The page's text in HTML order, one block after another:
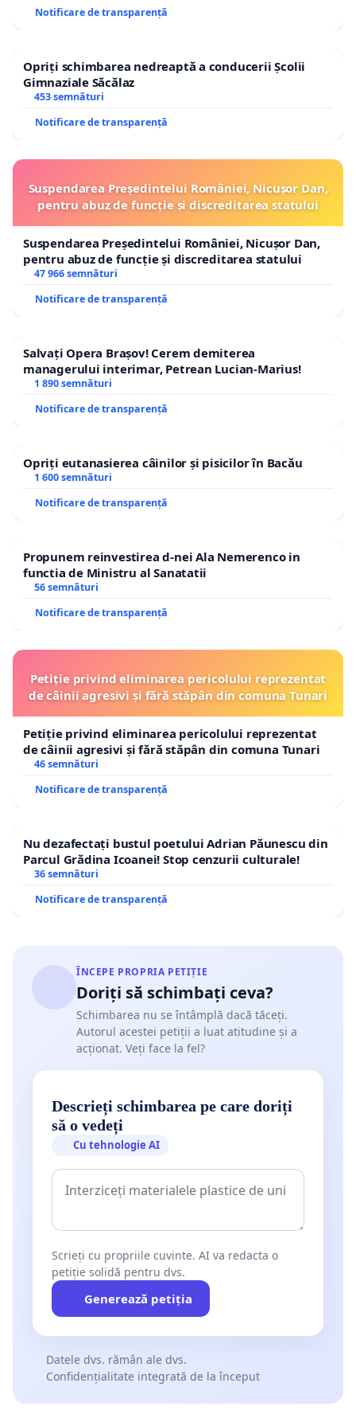
Notificare de transparență
Opriți schimbarea nedreaptă a conducerii Școlii
Gimnaziale Săcălaz
453 semnături
Notificare de transparență
Suspendarea Președintelui României, Nicușor Dan,
pentru abuz de funcție și discreditarea statului
Suspendarea Președintelui României, Nicușor Dan,
pentru abuz de funcție și discreditarea statului
47 966 semnături
Notificare de transparență
Salvați Opera Brașov! Cerem demiterea
managerului interimar, Petrean Lucian-Marius!
1 890 semnături
Notificare de transparență
Opriți eutanasierea câinilor și pisicilor în Bacău
1 600 semnături
Notificare de transparență
Propunem reinvestirea d-nei Ala Nemerenco in
functia de Ministru al Sanatatii
56 semnături
Notificare de transparență
Petiție privind eliminarea pericolului reprezentat
de câinii agresivi și fără stăpân din comuna Tunari
Petiție privind eliminarea pericolului reprezentat
de câinii agresivi și fără stăpân din comuna Tunari
46 semnături
Notificare de transparență
Nu dezafectați bustul poetului Adrian Păunescu din
Parcul Grădina Icoanei! Stop cenzurii culturale!
36 semnături
Notificare de transparență
ÎNCEPE PROPRIA PETIȚIE
Doriți să schimbați ceva?
Schimbarea nu se întâmplă dacă tăceți.
Autorul acestei petiții a luat atitudine și a
acționat. Veți face la fel?
Descrieți schimbarea pe care doriți
să o vedeți
Cu tehnologie AI
Scrieți cu propriile cuvinte. AI va redacta o
petiție solidă pentru dvs.
Generează petiția
Datele dvs. rămân ale dvs.
Confidențialitate integrată de la început